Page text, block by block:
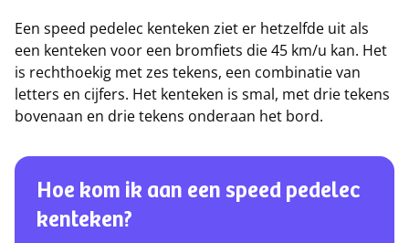
Een speed pedelec kenteken ziet er hetzelfde uit als
een kenteken voor een bromfiets die 45 km/u kan. Het
is rechthoekig met zes tekens, een combinatie van
letters en cijfers. Het kenteken is smal, met drie tekens
bovenaan en drie tekens onderaan het bord.
Hoe kom ik aan een speed pedelec
kenteken?